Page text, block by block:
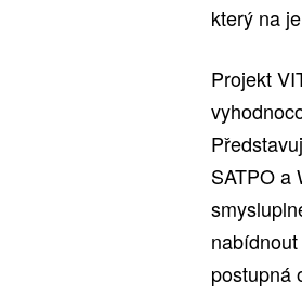
který na
Projekt
SATPO a
postupná